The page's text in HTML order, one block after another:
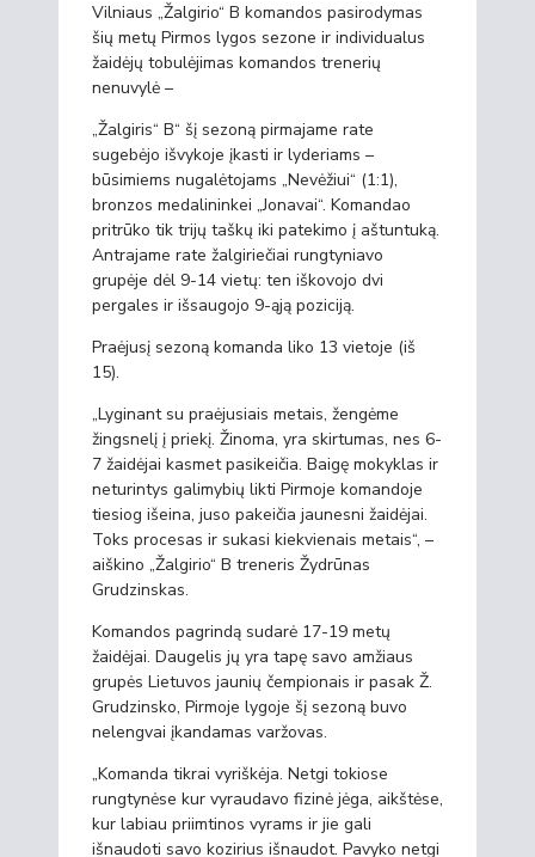
Vilniaus „Žalgirio“ B komandos pasirodymas
šių metų Pirmos lygos sezone ir individualus
žaidėjų tobulėjimas komandos trenerių
nenuvylė –
„Žalgiris“ B“ šį sezoną pirmajame rate
sugebėjo išvykoje įkasti ir lyderiams –
būsimiems nugalėtojams „Nevėžiui“ (1:1),
bronzos medalininkei „Jonavai“. Komandao
pritrūko tik trijų taškų iki patekimo į aštuntuką.
Antrajame rate žalgiriečiai rungtyniavo
grupėje dėl 9-14 vietų: ten iškovojo dvi
pergales ir išsaugojo 9-ąją poziciją.
Praėjusį sezoną komanda liko 13 vietoje (iš
15).
„Lyginant su praėjusiais metais, žengėme
žingsnelį į priekį. Žinoma, yra skirtumas, nes 6-
7 žaidėjai kasmet pasikeičia. Baigę mokyklas ir
neturintys galimybių likti Pirmoje komandoje
tiesiog išeina, juso pakeičia jaunesni žaidėjai.
Toks procesas ir sukasi kiekvienais metais“, –
aiškino „Žalgirio“ B treneris Žydrūnas
Grudzinskas.
Komandos pagrindą sudarė 17-19 metų
žaidėjai. Daugelis jų yra tapę savo amžiaus
grupės Lietuvos jaunių čempionais ir pasak Ž.
Grudzinsko, Pirmoje lygoje šį sezoną buvo
nelengvai įkandamas varžovas.
„Komanda tikrai vyriškėja. Netgi tokiose
rungtynėse kur vyraudavo fizinė jėga, aikštėse,
kur labiau priimtinos vyrams ir jie gali
išnaudoti savo kozirius išnaudot. Pavyko netgi